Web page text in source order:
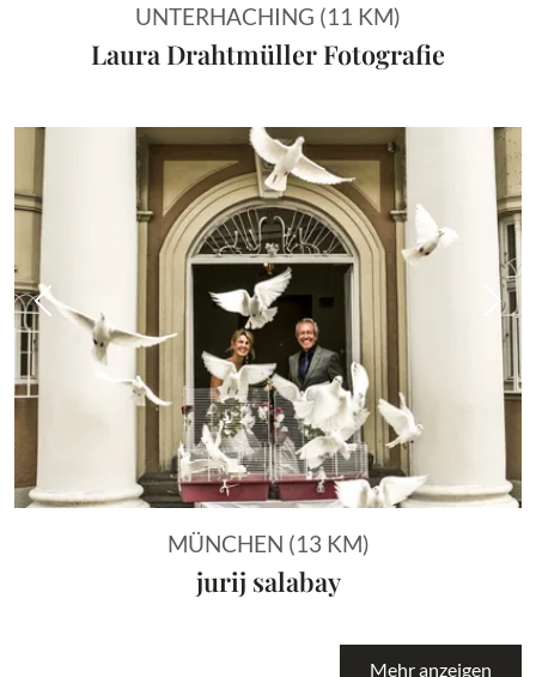
UNTERHACHING (11 KM)
Laura Drahtmüller Fotografie
Vorheriges Bild
MÜNCHEN (13 KM)
jurij salabay
Mehr anzeigen